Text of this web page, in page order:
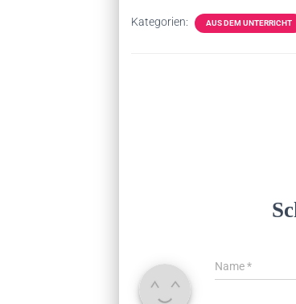
Kategorien: AUS DEM UNTERRICHT
Name*